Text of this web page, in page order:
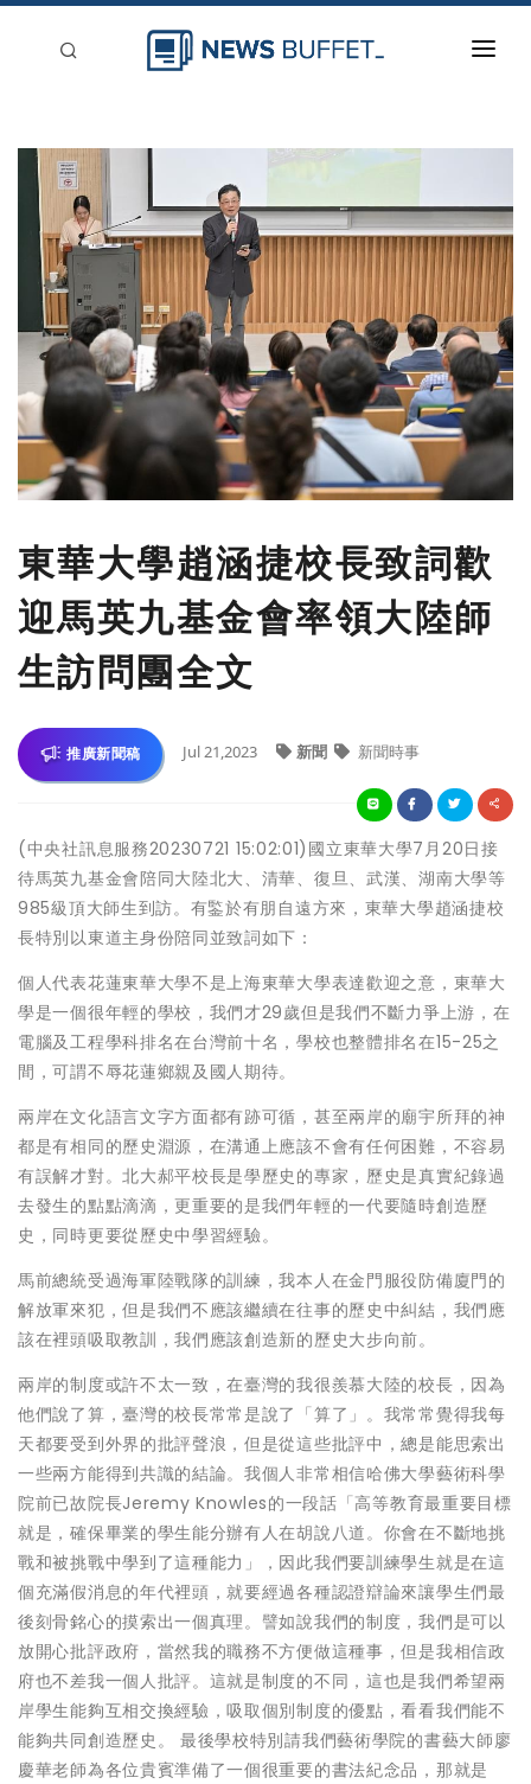
新聞稿分類
登入
刊登
東華大學趙涵捷校長致詞歡
迎馬英九基金會率領大陸師
生訪問團全文
推廣新聞稿 Jul 21,2023 新聞 新聞時事
(中央社訊息服務20230721 15:02:01)國立東華大學7月20日接
待馬英九基金會陪同大陸北大、清華、復旦、武漢、湖南大學等
985級頂大師生到訪。有鍳於有朋自遠方來，東華大學趙涵捷校
長特別以東道主身份陪同並致詞如下：
個人代表花蓮東華大學不是上海東華大學表達歡迎之意，東華大
學是一個很年輕的學校，我們才29歲但是我們不斷力爭上游，在
電腦及工程學科排名在台灣前十名，學校也整體排名在15-25之
間，可謂不辱花蓮鄉親及國人期待。
兩岸在文化語言文字方面都有跡可循，甚至兩岸的廟宇所拜的神
都是有相同的歷史淵源，在溝通上應該不會有任何困難，不容易
有誤解才對。北大郝平校長是學歷史的專家，歷史是真實紀錄過
去發生的點點滴滴，更重要的是我們年輕的一代要隨時創造歷
史，同時更要從歷史中學習經驗。
馬前總統受過海軍陸戰隊的訓練，我本人在金門服役防備廈門的
解放軍來犯，但是我們不應該繼續在往事的歷史中糾結，我們應
該在裡頭吸取教訓，我們應該創造新的歷史大步向前。
兩岸的制度或許不太一致，在臺灣的我很羨慕大陸的校長，因為
他們說了算，臺灣的校長常常是說了「算了」。我常常覺得我每
天都要受到外界的批評聲浪，但是從這些批評中，總是能思索出
一些兩方能得到共識的結論。我個人非常相信哈佛大學藝術科學
院前已故院長Jeremy Knowles的一段話「高等教育最重要目標
就是，確保畢業的學生能分辦有人在胡說八道。你會在不斷地挑
戰和被挑戰中學到了這種能力」，因此我們要訓練學生就是在這
個充滿假消息的年代裡頭，就要經過各種認證辯論來讓學生們最
後刻骨銘心的摸索出一個真理。譬如說我們的制度，我們是可以
放開心批評政府，當然我的職務不方便做這種事，但是我相信政
府也不差我一個人批評。這就是制度的不同，這也是我們希望兩
岸學生能夠互相交換經驗，吸取個別制度的優點，看看我們能不
能夠共同創造歷史。 最後學校特別請我們藝術學院的書藝大師廖
慶華老師為各位貴賓準備了一個很重要的書法紀念品，那就是